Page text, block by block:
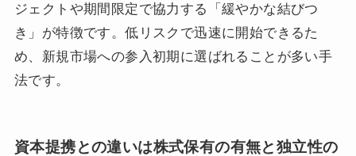
ジェクトや期間限定で協力する「緩やかな結びつ
き」が特徴です。低リスクで迅速に開始できるた
め、新規市場への参入初期に選ばれることが多い手
法です。
資本提携との違いは株式保有の有無と独立性の